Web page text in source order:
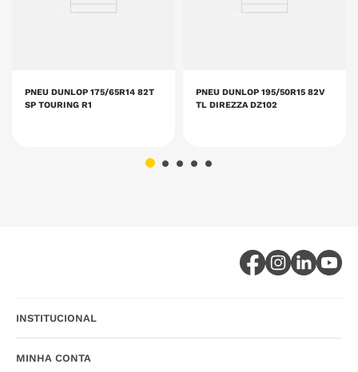
72 dB
PNEU DUNLOP 175/65R14 82T
SP TOURING R1
69 dB
PNEU DUNLOP 195/50R15 82V
TL DIREZZA DZ102
INSTITUCIONAL
MINHA CONTA